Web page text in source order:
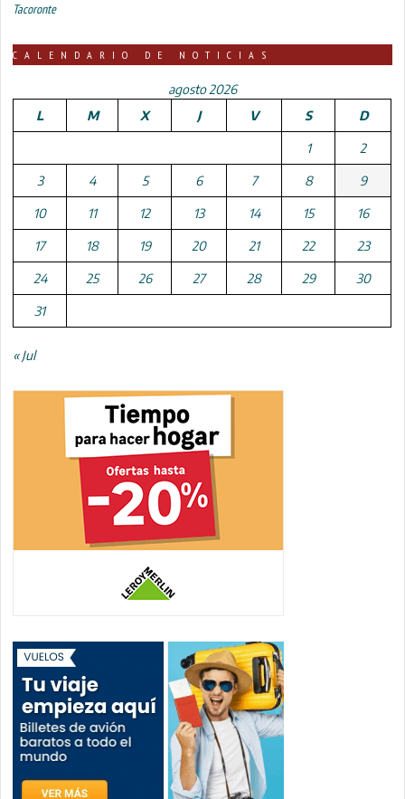
Tacoronte
CALENDARIO DE NOTICIAS
agosto 2026
L
M X J V S D
1 2
3 4 5 6 7 8 9
10 11 12 13 14 15 16
17 18 19 20 21 22 23
24 25 26 27 28 29 30
31
« Jul